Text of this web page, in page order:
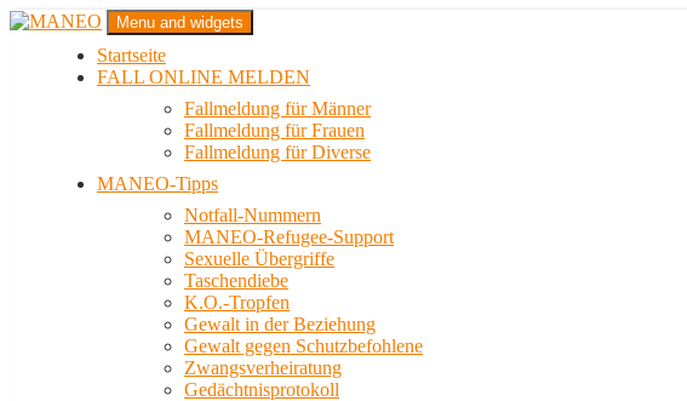
Zum
MANEO
Das schwule Anti-Gewalt-Projekt in Berlin
Menu and widgets
Startseite
FALL ONLINE MELDEN
Fallmeldung für Männer
Fallmeldung für Frauen
Fallmeldung für Diverse
MANEO-Tipps
Notfall-Nummern
MANEO-Refugee-Support
Sexuelle Übergriffe
Taschendiebe
K.O.-Tropfen
Gewalt in der Beziehung
Gewalt gegen Schutzbefohlene
Zwangsverheiratung
Gedächtnisprotokoll